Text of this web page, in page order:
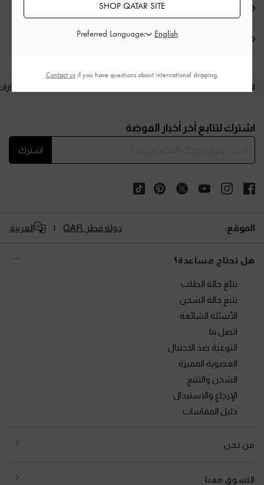
المنتجات الجديدة
اشترك لتتابع آخر أخبار الموضة
اشترك
الموقع: دولة قطر, QAR العربية
هل تحتاج مساعدة؟
تتبّع حالة الطلب
تتبع حالة الشحن
الأسئلة الشائعة
اتصل بنا
التوعية ضد الاحتيال
العضوية المميزة
الشحن والتتبع
الإرجاع والاستبدال
دليل المقاسات
من نحن
التسوق معنا
SHOP QATAR SITE
Preferred Language:
Contact usif you have questions about international shipping.